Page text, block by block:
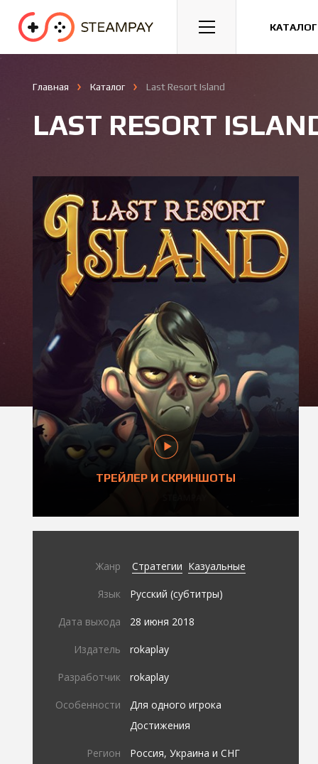
Спорт Гонки Казуальные
Главная Каталог Last Resort Island
LAST RESORT
ТРЕЙЛЕР И СКРИНШОТЫ
Жанр Стратегии Казуальные
Язык Русский (субтитры)
Дата выхода 28 июня 2018
Издатель rokaplay
Разработчик rokaplay
Особенности
Для одного игрока
Достижения
Регион Россия, Украина и СНГ